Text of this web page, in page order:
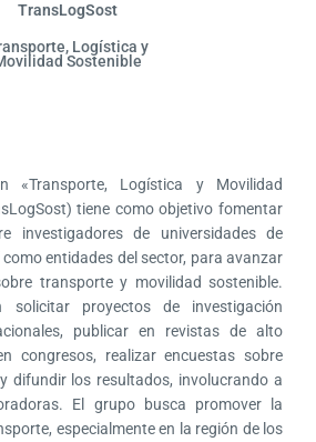
TransLogSost
Logística y
Sostenible
«Transporte, Logística y Movilidad
tiene como objetivo fomentar
investigadores de universidades de
entidades del sector, para avanzar
transporte y movilidad sostenible.
solicitar proyectos de investigación
publicar en revistas de alto
congresos, realizar encuestas sobre
difundir los resultados, involucrando a
El grupo busca promover la
especialmente en la región de los